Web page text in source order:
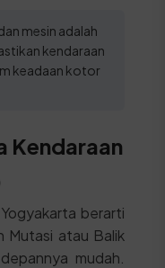
mesin adalah
kendaraan
keadaan kotor
Kendaraan
berarti
Mutasi atau Balik
mudah.